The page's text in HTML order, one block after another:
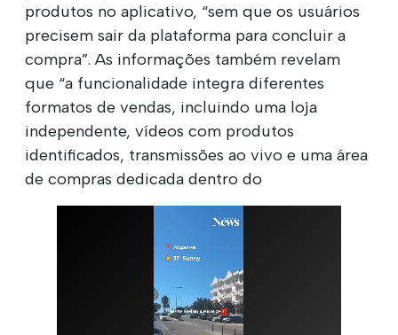
produtos no aplicativo, “sem que os usuários
precisem sair da plataforma para concluir a
compra”. As informações também revelam
que “a funcionalidade integra diferentes
formatos de vendas, incluindo uma loja
independente, vídeos com produtos
identificados, transmissões ao vivo e uma área
de compras dedicada dentro do